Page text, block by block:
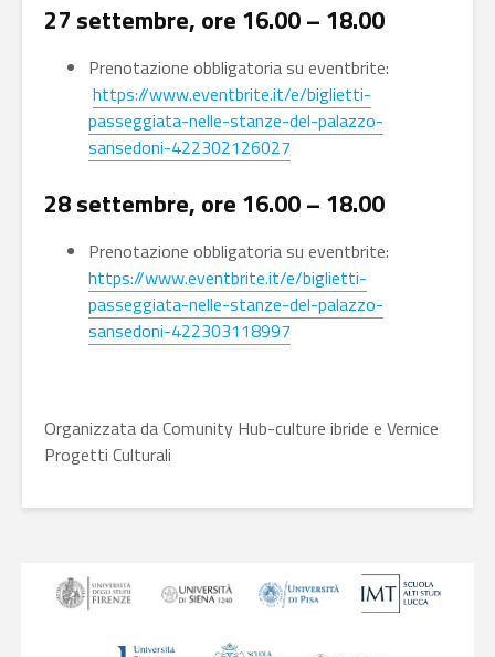
27 settembre, ore 16.00 – 18.00
Prenotazione obbligatoria su eventbrite:
https://www.eventbrite.it/e/biglietti-
passeggiata-nelle-stanze-del-palazzo-
sansedoni-422302126027
28 settembre, ore 16.00 – 18.00
Prenotazione obbligatoria su eventbrite:
https://www.eventbrite.it/e/biglietti-
passeggiata-nelle-stanze-del-palazzo-
sansedoni-422303118997
Organizzata da Comunity Hub-culture ibride e Vernice
Progetti Culturali